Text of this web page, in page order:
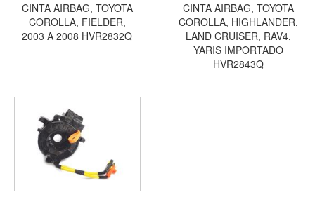
CINTA AIRBAG, TOYOTA
COROLLA, FIELDER,
2003 A 2008 HVR2832Q
CINTA AIRBAG, TOYOTA
COROLLA, HIGHLANDER,
LAND CRUISER, RAV4,
YARIS IMPORTADO
HVR2843Q